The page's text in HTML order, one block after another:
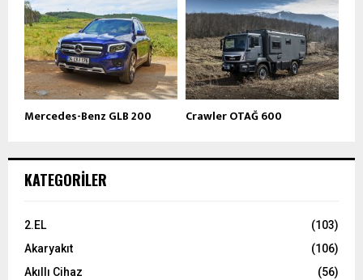
Mercedes-Benz GLB 200 Crawler OTAĞ 600
KATEGORILER
2.EL
(103)
Akaryakıt
(106)
Akıllı Cihaz
(56)